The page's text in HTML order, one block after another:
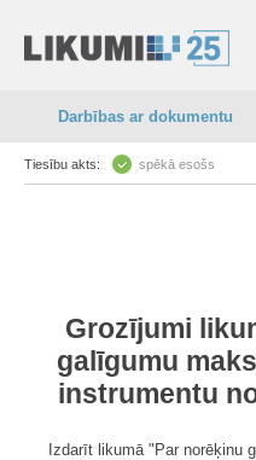
Darbības ar dokumentu
Tiesību akts: spēkā esošs
Grozījumi
galīgumu
instrumentu
Izdarīt likumā "Par norēķinu